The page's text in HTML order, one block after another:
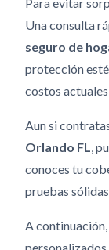
Una consulta
seguro de
protección
costos
Aun si
Orlando FL,
conoces tu
pruebas
A